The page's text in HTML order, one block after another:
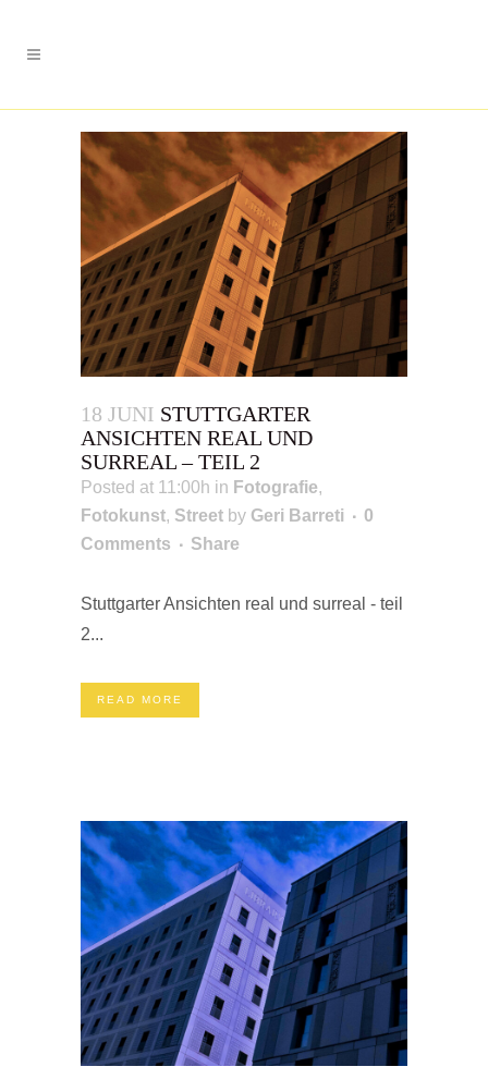
18 JUNI STUTTGARTER
ANSICHTEN REAL UND
SURREAL – TEIL 2
Posted at 11:00h in Fotografie,
Fotokunst, Street by Geri Barreti
0
Comments
Share
Stuttgarter Ansichten real und surreal - teil
2...
READ MORE